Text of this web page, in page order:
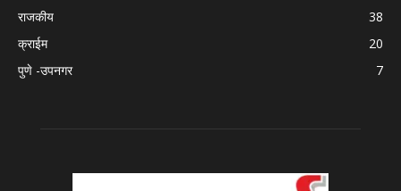
राजकीय
38
क्राईम
20
पुणे -उपनगर
7